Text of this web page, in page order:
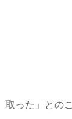
取った」とのこ